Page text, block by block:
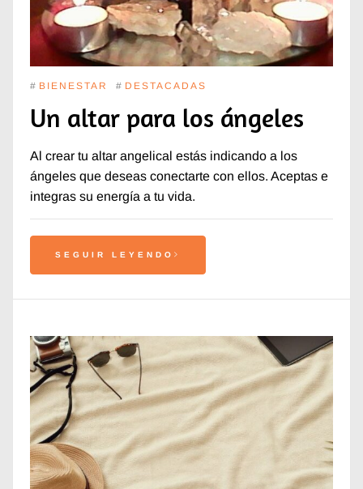
# BIENESTAR # DESTACADAS
Un altar para los ángeles
Al crear tu altar angelical estás indicando a los
ángeles que deseas conectarte con ellos. Aceptas e
integras su energía a tu vida.
SEGUIR LEYENDO